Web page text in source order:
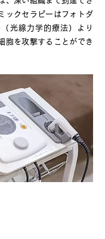
ックセラピーはフォトダ
光線力学的療法）より
胞を攻撃することができ